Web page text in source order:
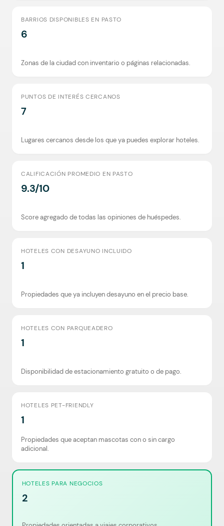
BARRIOS DISPONIBLES EN PASTO
6
Zonas de la ciudad con inventario o páginas relacionadas.
PUNTOS DE INTERÉS CERCANOS
7
Lugares cercanos desde los que ya puedes explorar hoteles.
CALIFICACIÓN PROMEDIO EN PASTO
9.3/10
Score agregado de todas las opiniones de huéspedes.
HOTELES CON DESAYUNO INCLUIDO
1
Propiedades que ya incluyen desayuno en el precio base.
HOTELES CON PARQUEADERO
1
Disponibilidad de estacionamiento gratuito o de pago.
HOTELES PET-FRIENDLY
1
Propiedades que aceptan mascotas con o sin cargo
adicional.
HOTELES PARA NEGOCIOS
2